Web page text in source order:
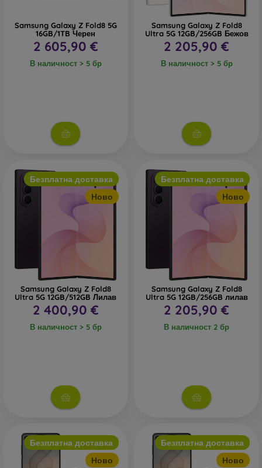
Samsung Galaxy Z Fold8 5G
16GB/1TB Черен
2 605,90 €
В наличност > 5 бр
Samsung Galaxy Z Fold8
Ultra 5G 12GB/256GB Бежов
2 205,90 €
В наличност > 5 бр
Безплатна доставка
Ново
Samsung Galaxy Z Fold8
Ultra 5G 12GB/512GB Лилав
2 400,90 €
В наличност > 5 бр
Безплатна доставка
Ново
Samsung Galaxy Z Fold8
Ultra 5G 12GB/256GB лилав
2 205,90 €
В наличност 2 бр
Безплатна доставка
Ново
Безплатна доставка
Ново